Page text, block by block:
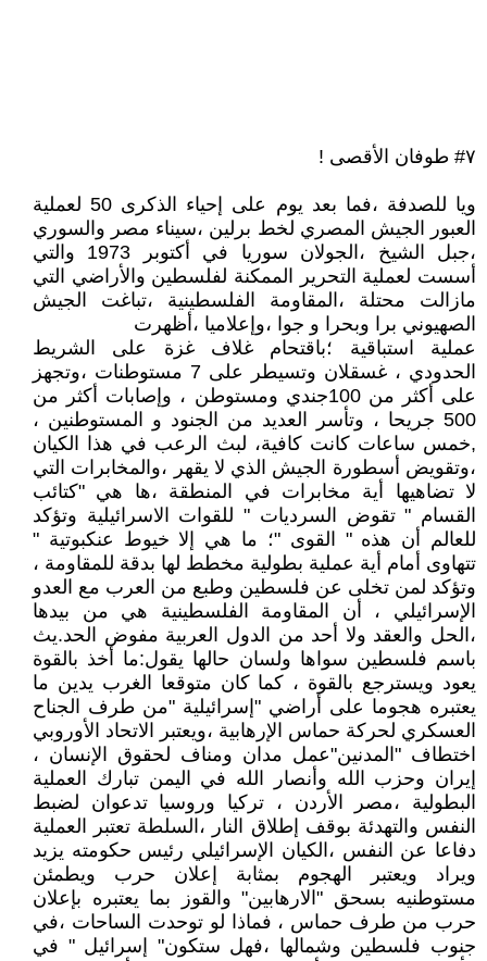
٧# طوفان الأقصى !
ويا للصدفة ،فما بعد يوم على إحياء الذكرى 50 لعملية
العبور الجيش المصري لخط برلين ،سيناء مصر والسوري
،جبل الشيخ ،الجولان سوريا في أكتوبر 1973 والتي
أسست لعملية التحرير الممكنة لفلسطين والأراضي التي
مازالت محتلة ،المقاومة الفلسطينية ،تباغت الجيش
الصهيوني برا وبحرا و جوا ،وإعلاميا ،أظهرت
عملية استباقية ؛باقتحام غلاف غزة على الشريط
الحدودي ، غسقلان وتسيطر على 7 مستوطنات ،وتجهز
على أكثر من 100جندي ومستوطن ، وإصابات أكثر من
500 جريحا ، وتأسر العديد من الجنود و المستوطنين ،
,خمس ساعات كانت كافية، لبث الرعب في هذا الكيان
،وتقويض أسطورة الجيش الذي لا يقهر ،والمخابرات التي
لا تضاهيها أية مخابرات في المنطقة ،ها هي "كتائب
القسام " تقوض السرديات " للقوات الاسرائيلية وتؤكد
للعالم أن هذه " القوى "؛ ما هي إلا خيوط عنكبوتية "
تتهاوى أمام أية عملية بطولية مخطط لها بدقة للمقاومة ،
وتؤكد لمن تخلى عن فلسطين وطبع من العرب مع العدو
الإسرائيلي ، أن المقاومة الفلسطينية هي من بيدها
،الحل والعقد ولا أحد من الدول العربية مفوض الحد.يث
باسم فلسطين سواها ولسان حالها يقول:ما أخذ بالقوة
يعود ويسترجع بالقوة ، كما كان متوقعا الغرب يدين ما
يعتبره هجوما على أراضي "إسرائيلية "من طرف الجناح
العسكري لحركة حماس الإرهابية ،ويعتبر الاتحاد الأوروبي
اختطاف "المدنين"عمل مدان ومناف لحقوق الإنسان ،
إيران وحزب الله وأنصار الله في اليمن تبارك العملية
البطولية ،مصر الأردن ، تركيا وروسيا تدعوان لضبط
النفس والتهدئة بوقف إطلاق النار ،السلطة تعتبر العملية
دفاعا عن النفس ،الكيان الإسرائيلي رئيس حكومته يزيد
ويراد ويعتبر الهجوم بمثابة إعلان حرب ويطمئن
مستوطنيه بسحق "الارهابين" والقوز بما يعتبره بإعلان
حرب من طرف حماس ، فماذا لو توحدت الساحات ،في
جنوب فلسطين وشمالها ،فهل ستكون" إسرائيل " في